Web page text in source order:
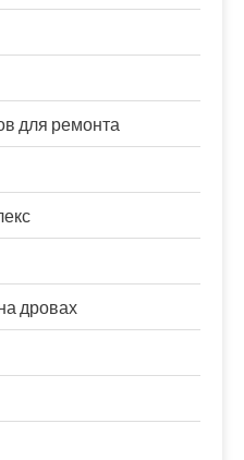
для ремонта
дровах